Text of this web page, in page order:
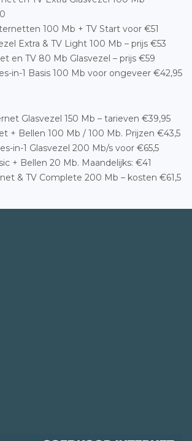
100 Mb + TV Start voor €51
Extra & TV Light 100 Mb – prijs €53
en TV 80 Mb Glasvezel – prijs €59
in-1 Basis 100 Mb voor ongeveer €42,95
Glasvezel 150 Mb – tarieven €39,95
+ Bellen 100 Mb / 100 Mb. Prijzen €43,5
in-1 Glasvezel 200 Mb/s voor €65,5
+ Bellen 20 Mb. Maandelijks: €41
& TV Complete 200 Mb – kosten €61,5